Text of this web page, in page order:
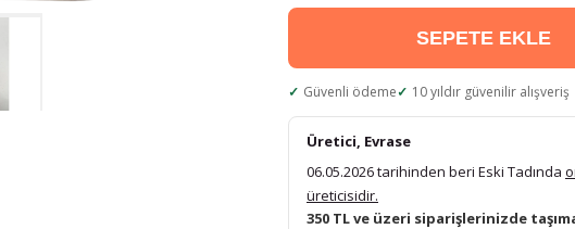
SEPETE EKLE
Güvenli ödeme 10 yıldır güvenilir alışveriş
Üretici, Evrase
06.05.2026 tarihinden beri Eski Tadında
üreticisidir.
350 TL ve üzeri siparişlerinizde